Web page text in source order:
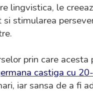
lingvistica, le
stimularea
prin care
castiga cu
iar sansa de a fi